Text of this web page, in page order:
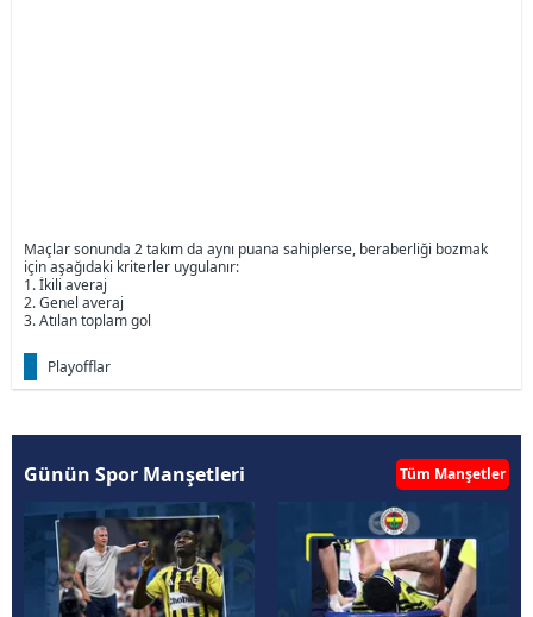
Maçlar sonunda 2 takım da aynı puana sahiplerse, beraberliği bozmak
için aşağıdaki kriterler uygulanır:
1. İkili averaj
2. Genel averaj
3. Atılan toplam gol
Playofflar
Günün Spor Manşetleri Tüm Manşetler